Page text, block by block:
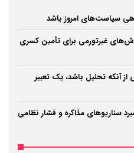
سیاست‌های امروز باشد
غیرتورمی برای تأمین کسری
آنکه تحلیل باشد، یک تعبیر
سناریوهای مذاکره و فشار نظامی